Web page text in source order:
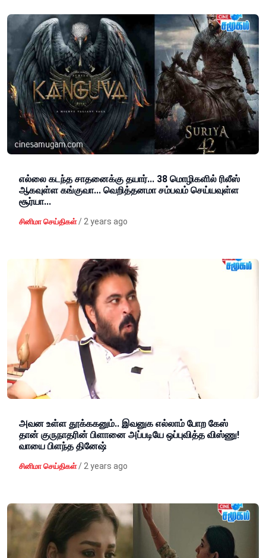
எல்லை கடந்த சாதனைக்கு தயார்... 38 மொழிகளில் ரிலீஸ்
ஆகவுள்ள கங்குவா... வெறித்தனமா சம்பவம் செய்யவுள்ள
சூர்யா...
சினிமா செய்திகள் / 2 years ago
அவன உள்ள தூக்ககனும்.. இவனுக எல்லாம் போற கேஸ்
தான் குருநாதரின் பிளானை அப்படியே ஒப்புவித்த விஸ்ணு!
வாயை பிளந்த தினேஷ்
சினிமா செய்திகள் / 2 years ago